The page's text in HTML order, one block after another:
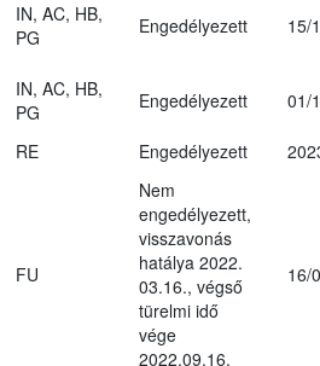
IN, AC, HB,
PG
Engedélyezett 15/
IN, AC, HB,
PG
Engedélyezett
01/
RE Engedélyezett
FU
Nem
engedélyezett,
visszavonás
hatálya 2022.
03.16., végső
türelmi idő
vége
2022.09.16.
16/